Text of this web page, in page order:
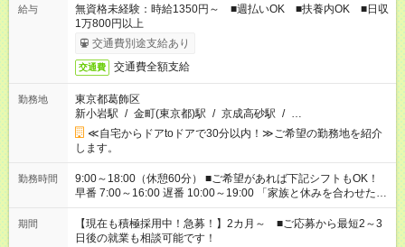
給与
無資格未経験：時給1350円～ ■週払いOK ■扶養内OK ■日収
1万800円以上
交通費別途支給あり
交通費 交通費全額支給
勤務地
東京都葛飾区
新小岩駅 / 金町(東京都)駅 / 京成高砂駅 / …
≪自宅からドアtoドアで30分以内！≫ご希望の勤務地を紹介
します。
勤務時間
9:00～18:00（休憩60分） ■ご希望があれば下記シフトもOK！
早番 7:00～16:00 遅番 10:00～19:00 「家族と休みを合わせた
い」 「余裕を持って夕飯の準備がしたい」 「できれば残業はし
たくない」 など、ご希望を教えてくださいね。 ※Wワーク希望
の方へ 今ご覧のお仕事で希望する勤務時間と、もう1つのお仕事
期間
【現在も積極採用中！急募！】2カ月～ ■ご応募から最短2～3
日後の就業も相談可能です！